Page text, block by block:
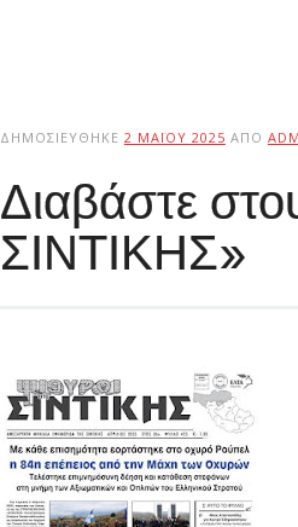
ΔΗΜΟΣΙΕΎΘΗΚΕ 2 ΜΑΪ́ΟΥ 2025 ΑΠΌ
Διαβάστε
ΣΙΝΤΙΚΗΣ»